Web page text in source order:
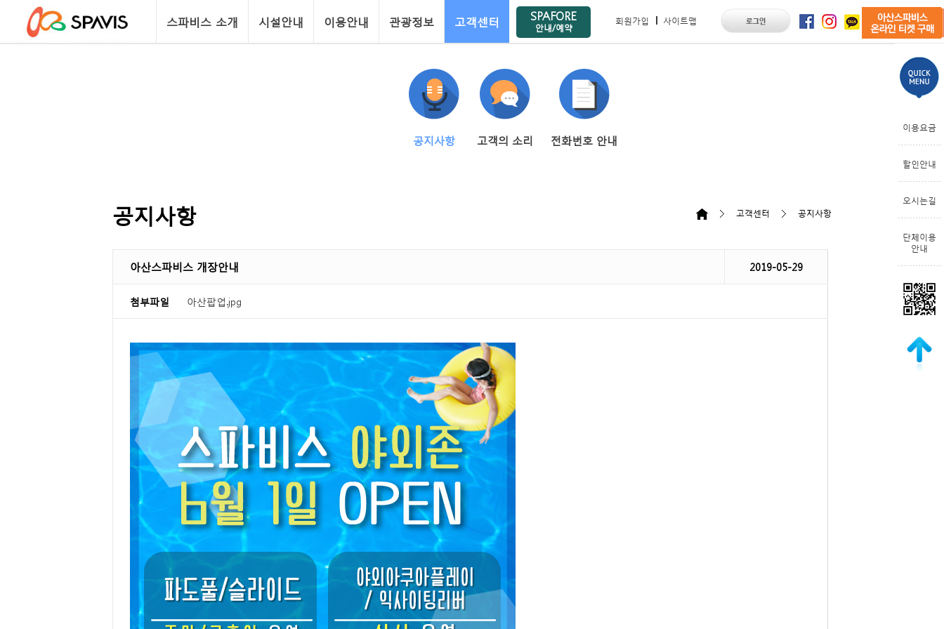
스파비스 소개 시설안내 이용안내 관광정보 고객센터 SPAFORE
안내/예약
회원가입 사이트맵
공지사항 고객의 소리 전화번호 안내
공지사항 고객센터 공지사항
아산스파비스 개장안내 2019-05-29
첨부파일 아산팝업.jpg
이용요금
할인안내
오시는길
단체이용
안내